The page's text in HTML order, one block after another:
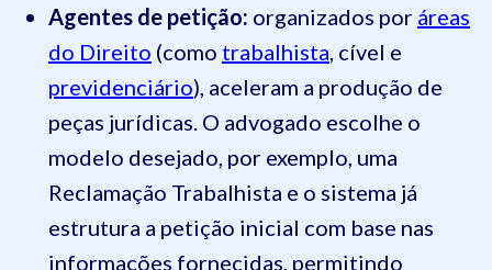
Agentes de petição: organizados por áreas
do Direito (como trabalhista , cível e
previdenciário), aceleram a produção de
peças jurídicas. O advogado escolhe o
modelo desejado, por exemplo, uma
Reclamação Trabalhista e o sistema já
estrutura a petição inicial com base nas
informações fornecidas, permitindo